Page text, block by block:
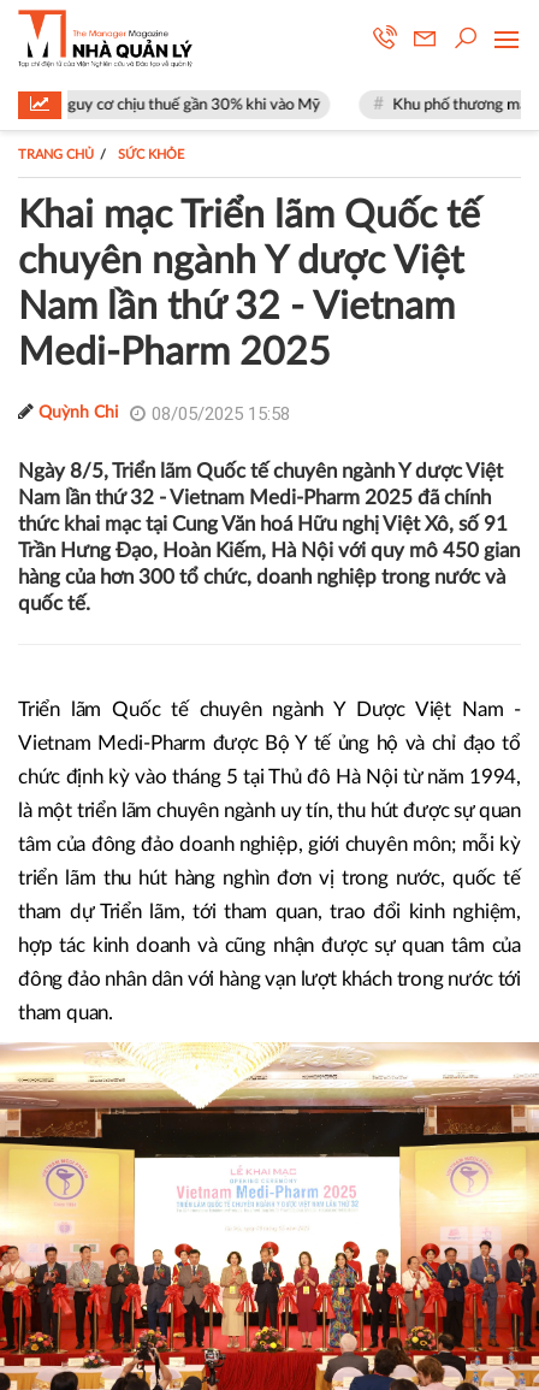
gần 30% khi vào Mỹ Khu phố thương mại SOHO tại The Global
TRANG CHỦ SỨC KHỎE
Khai mạc Triển lãm Quốc tế
chuyên ngành Y dược Việt
Nam lần thứ 32 - Vietnam
Medi-Pharm 2025
Quỳnh Chi 08/05/2025 15:58
Ngày 8/5, Triển lãm Quốc tế chuyên ngành Y dược Việt
Nam lần thứ 32 - Vietnam Medi-Pharm 2025 đã chính
thức khai mạc tại Cung Văn hoá Hữu nghị Việt Xô, số 91
Trần Hưng Đạo, Hoàn Kiếm, Hà Nội với quy mô 450 gian
hàng của hơn 300 tổ chức, doanh nghiệp trong nước và
quốc tế.
Triển lãm Quốc tế chuyên ngành Y Dược Việt Nam -
Vietnam Medi-Pharm được Bộ Y tế ủng hộ và chỉ đạo tổ
chức định kỳ vào tháng 5 tại Thủ đô Hà Nội từ năm 1994,
là một triển lãm chuyên ngành uy tín, thu hút được sự quan
tâm của đông đảo doanh nghiệp, giới chuyên môn; mỗi kỳ
triển lãm thu hút hàng nghìn đơn vị trong nước, quốc tế
tham dự Triển lãm, tới tham quan, trao đổi kinh nghiệm,
hợp tác kinh doanh và cũng nhận được sự quan tâm của
đông đảo nhân dân với hàng vạn lượt khách trong nước tới
tham quan.